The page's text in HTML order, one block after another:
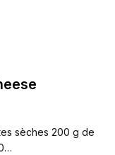
sèches 200 g de